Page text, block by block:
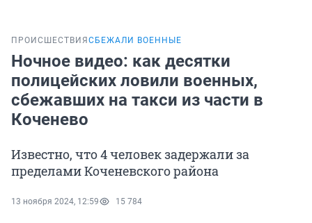
ПРОИСШЕСТВИЯ СБЕЖАЛИ ВОЕННЫЕ
Ночное видео: как десятки
полицейских ловили военных,
сбежавших на такси из части в
Коченево
Известно, что 4 человек задержали за
пределами Коченевского района
13 ноября 2024, 12:59 15 784